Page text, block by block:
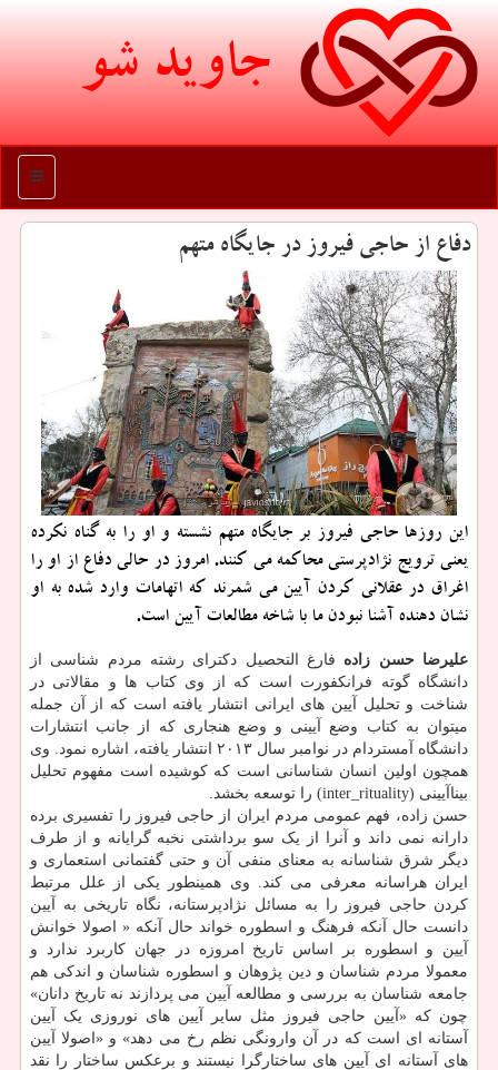
جاوید شو
منو
دفاع از حاجی فیروز در جایگاه متهم
این روزها حاجی فیروز بر جایگاه متهم نشسته و او را به گناه نکرده
یعنی ترویج نژادپرستی محاکمه می کنند. امروز در حالی دفاع از او را
اغراق در عقلانی کردن آیین می شمرند که اتهامات وارد شده به او
نشان دهنده آشنا نبودن ما با شاخه مطالعات آیین است.
علیرضا حسن زاده فارغ التحصیل دکترای رشته مردم شناسی از
دانشگاه گوته فرانکفورت است که از وی کتاب ها و مقالاتی در
شناخت و تحلیل آیین های ایرانی انتشار یافته است که از آن جمله
میتوان به کتاب وضع آیینی و وضع هنجاری که از جانب انتشارات
دانشگاه آمستردام در نوامبر سال ۲۰۱۳ انتشار یافته، اشاره نمود. وی
همچون اولین انسان شناسانی است که کوشیده است مفهوم تحلیل
بیناآیینی (inter_rituality) را توسعه بخشد.
حسن زاده، فهم عمومی مردم ایران از حاجی فیروز را تفسیری برده
دارانه نمی داند و آنرا از یک سو برداشتی نخبه گرایانه و از طرف
دیگر شرق شناسانه به معنای منفی آن و حتی گفتمانی استعماری و
ایران هراسانه معرفی می کند. وی همینطور یکی از علل مرتبط
کردن حاجی فیروز را به مسائل نژادپرستانه، نگاه تاریخی به آیین
دانست حال آنکه فرهنگ و اسطوره خواند حال آنکه « اصولا خوانش
آیین و اسطوره بر اساس تاریخ امروزه در جهان کاربرد ندارد و
معمولا مردم شناسان و دین پژوهان و اسطوره شناسان و اندکی هم
جامعه شناسان به بررسی و مطالعه آیین می پردازند نه تاریخ دانان»
چون که «آیین حاجی فیروز مثل سایر آیین های نوروزی یک آیین
آستانه ای است که در آن وارونگی نظم رخ می دهد» و «اصولا آیین
های آستانه ای آیین های ساختارگرا نیستند و برعکس ساختار را نقد